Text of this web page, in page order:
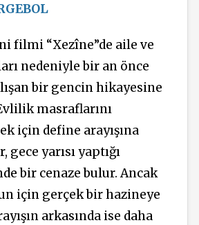
filmi “Xezîne”de aile ve
nedeniyle bir an önce
bir gencin hikayesine
masraflarını
için define arayışına
yarısı yaptığı
bir cenaze bulur. Ancak
için gerçek bir hazineye
arkasında ise daha